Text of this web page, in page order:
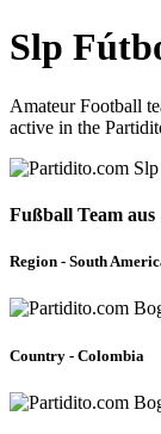
Slp
Amateur Football
active in the
Fußball Team aus
Region - South
Country - Colombia